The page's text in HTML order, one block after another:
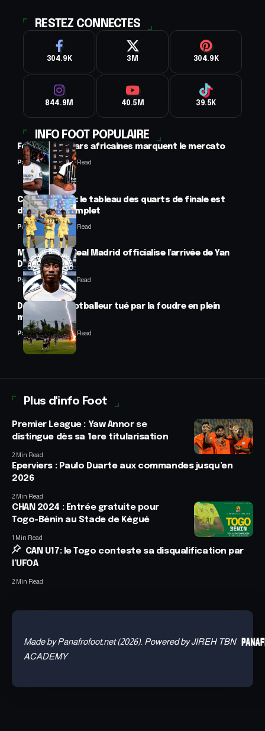
RESTEZ CONNECTES
304.9K 3M 304.9K
844.9M 40.5M 39.5K
INFO FOOT POPULAIRE
Football : 2 stars africaines marquent le mercato
Panafrofoot2 Min Read
CAN féminine : le tableau des quarts de finale est
désormais complet
Panafrofoot2 Min Read
Mercato : Le Real Madrid officialise l’arrivée de Yan
Diomandé
Panafrofoot1 Min Read
Drame : un footballeur tué par la foudre en plein
match
Panafrofoot2 Min Read
Plus d'info Foot
Premier League : Yaw Annor se
distingue dès sa 1ere titularisation
2 Min Read
Eperviers : Paulo Duarte aux commandes jusqu’en
2026
2 Min Read
CHAN 2024 : Entrée gratuite pour
Togo-Bénin au Stade de Kégué
1 Min Read
CAN U17: le Togo conteste sa disqualification par
l’UFOA
2 Min Read
Made by Panafrofoot.net (2026). Powered by JIREH TBN
ACADEMY